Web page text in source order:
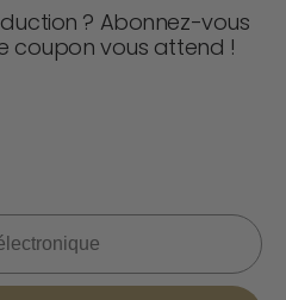
? Abonnez-vous
coupon vous attend !